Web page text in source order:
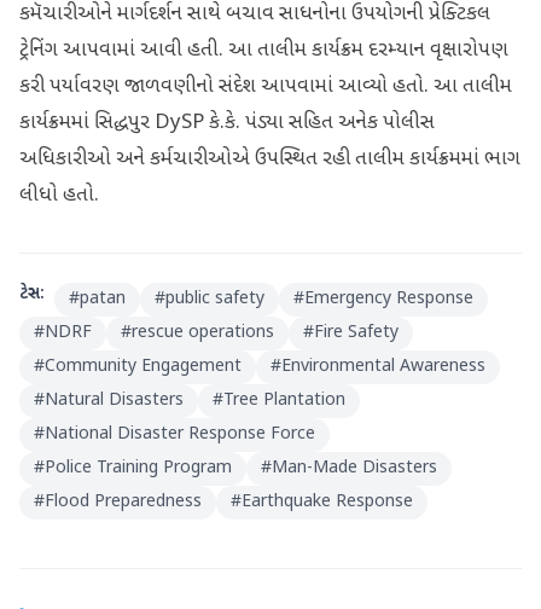
કમૅચારીઓને માર્ગદર્શન સાથે બચાવ સાધનોના ઉપયોગની પ્રેક્ટિકલ
ટ્રેનિંગ આપવામાં આવી હતી. આ તાલીમ કાર્યક્રમ દરમ્યાન વૃક્ષારોપણ
કરી પર્યાવરણ જાળવણીનો સંદેશ આપવામાં આવ્યો હતો. આ તાલીમ
કાર્યક્રમમાં સિદ્ધપુર DySP કે.કે. પંડ્યા સહિત અનેક પોલીસ
અધિકારીઓ અને કર્મચારીઓએ ઉપસ્થિત રહી તાલીમ કાર્યક્રમમાં ભાગ
લીધો હતો.
ટેગ્સ: #patan #public safety #Emergency Response
#NDRF #rescue operations #Fire Safety
#Community Engagement #Environmental Awareness
#Natural Disasters #Tree Plantation
#National Disaster Response Force
#Police Training Program #Man-Made Disasters
#Flood Preparedness #Earthquake Response